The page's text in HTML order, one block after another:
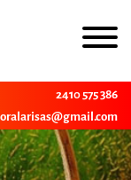
2410 575 386